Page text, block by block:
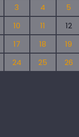
3 4 5
10 11 12
17 18 19
24 25 26